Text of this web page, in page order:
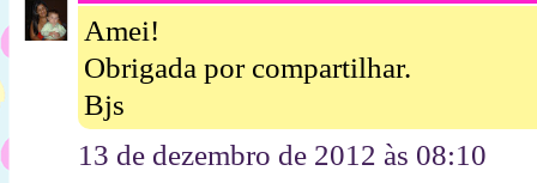
Amei!
Obrigada por compartilhar.
Bjs
13 de dezembro de 2012 às 08:10